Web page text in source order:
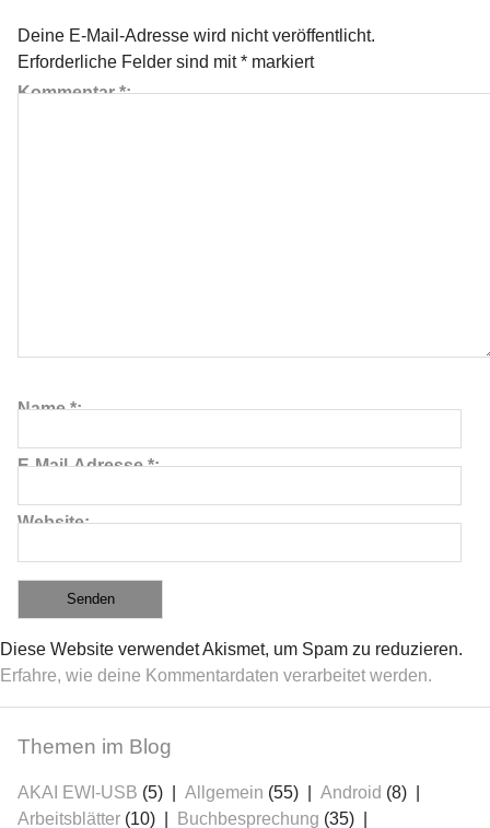
Deine E-Mail-Adresse wird nicht veröffentlicht.
Erforderliche Felder sind mit* markiert
Kommentar*
Name*
E-Mail-Adresse*
Website
Diese Website verwendet Akismet, um Spam zu reduzieren.
Erfahre, wie deine Kommentardaten verarbeitet werden.
Themen im Blog
AKAI EWI-USB (5) Allgemein (55) Android (8)
Arbeitsblätter (10) Buchbesprechung (35)